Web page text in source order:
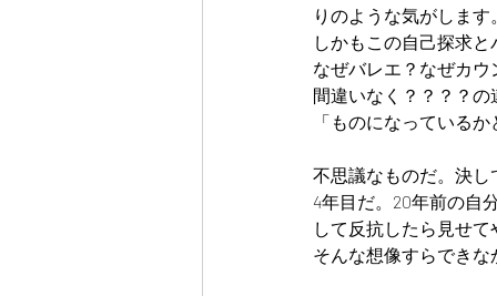
りのような気がしま
しかもこの自己探求
なぜバレエ？なぜカウ
間違いなく？？？？
「ものになっている
不思議なものだ。決
4年目だ。20年前の自
して反抗したら見せ
そんな想像すらでき